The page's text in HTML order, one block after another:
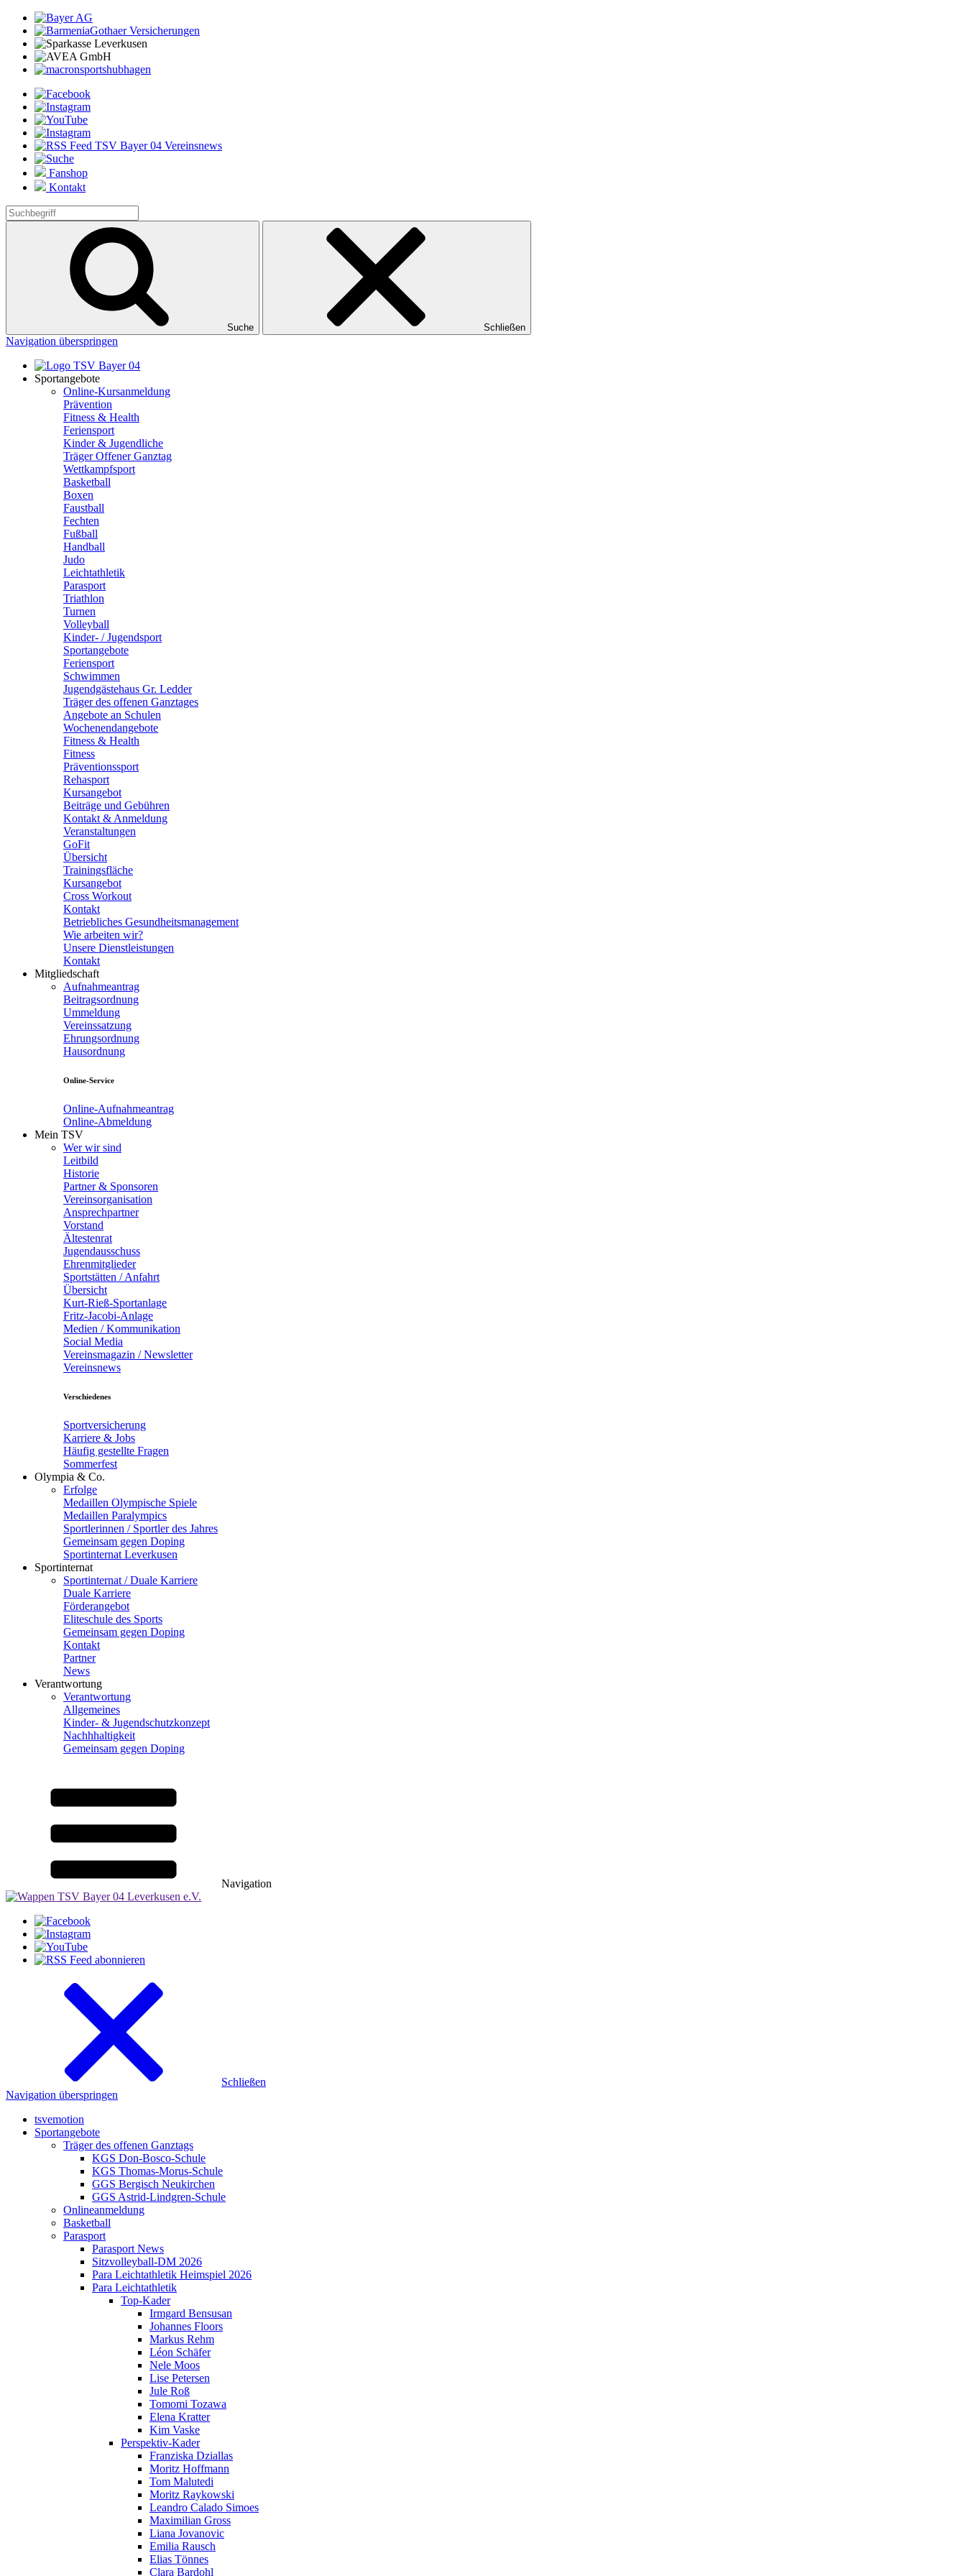
Fanshop
Kontakt
Suche Schließen
Navigation überspringen
Sportangebote
Online-Kursanmeldung
Prävention
Fitness & Health
Feriensport
Kinder & Jugendliche
Träger Offener Ganztag
Wettkampfsport
Basketball
Boxen
Faustball
Fechten
Fußball
Handball
Judo
Leichtathletik
Parasport
Triathlon
Turnen
Volleyball
Kinder- / Jugendsport
Sportangebote
Feriensport
Schwimmen
Jugendgästehaus Gr. Ledder
Träger des offenen Ganztages
Angebote an Schulen
Wochenendangebote
Fitness & Health
Fitness
Präventionssport
Rehasport
Kursangebot
Beiträge und Gebühren
Kontakt & Anmeldung
Veranstaltungen
GoFit
Übersicht
Trainingsfläche
Kursangebot
Cross Workout
Kontakt
Betriebliches Gesundheitsmanagement
Wie arbeiten wir?
Unsere Dienstleistungen
Kontakt
Mitgliedschaft
Aufnahmeantrag
Beitragsordnung
Ummeldung
Vereinssatzung
Ehrungsordnung
Hausordnung
Online-Service
Online-Aufnahmeantrag
Online-Abmeldung
Mein TSV
Wer wir sind
Leitbild
Historie
Partner & Sponsoren
Vereinsorganisation
Ansprechpartner
Vorstand
Ältestenrat
Jugendausschuss
Ehrenmitglieder
Sportstätten / Anfahrt
Übersicht
Kurt-Rieß-Sportanlage
Fritz-Jacobi-Anlage
Medien / Kommunikation
Social Media
Vereinsmagazin / Newsletter
Vereinsnews
Verschiedenes
Sportversicherung
Karriere & Jobs
Häufig gestellte Fragen
Sommerfest
Olympia & Co.
Erfolge
Medaillen Olympische Spiele
Medaillen Paralympics
Sportlerinnen / Sportler des Jahres
Gemeinsam gegen Doping
Sportinternat Leverkusen
Sportinternat
Sportinternat / Duale Karriere
Duale Karriere
Förderangebot
Eliteschule des Sports
Gemeinsam gegen Doping
Kontakt
Partner
News
Verantwortung
Verantwortung
Allgemeines
Kinder- & Jugendschutzkonzept
Nachhhaltigkeit
Gemeinsam gegen Doping
Navigation
Schließen
Navigation überspringen
tsvemotion
Sportangebote
Träger des offenen Ganztags
KGS Don-Bosco-Schule
KGS Thomas-Morus-Schule
GGS Bergisch Neukirchen
GGS Astrid-Lindgren-Schule
Onlineanmeldung
Basketball
Parasport
Parasport News
Sitzvolleyball-DM 2026
Para Leichtathletik Heimspiel 2026
Para Leichtathletik
Top-Kader
Irmgard Bensusan
Johannes Floors
Markus Rehm
Léon Schäfer
Nele Moos
Lise Petersen
Jule Roß
Tomomi Tozawa
Elena Kratter
Kim Vaske
Perspektiv-Kader
Franziska Dziallas
Moritz Hoffmann
Tom Malutedi
Moritz Raykowski
Leandro Calado Simoes
Maximilian Gross
Liana Jovanovic
Emilia Rausch
Elias Tönnes
Clara Bardohl